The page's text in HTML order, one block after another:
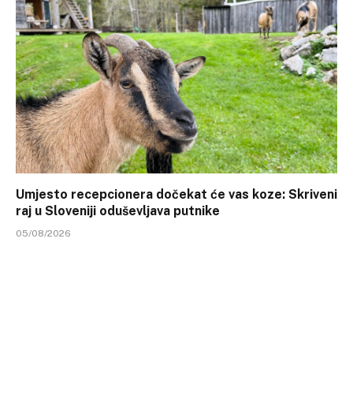
Umjesto recepcionera dočekat će vas koze: Skriveni
raj u Sloveniji oduševljava putnike
05/08/2026